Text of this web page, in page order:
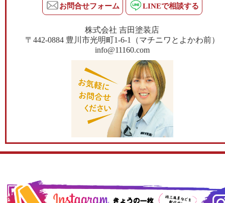
お問合せフォーム LINEで相談する
株式会社 吉田塗装店
〒442-0884 豊川市光明町1-6-1（マチニワとよかわ前）
info@11160.com